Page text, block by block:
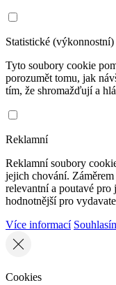
Statistické (výkonnostní)
Tyto soubory cookie
porozumět tomu, jak
tím, že shromažďují a
Reklamní
Reklamní soubory
jejich chování.
relevantní a poutavé pro
hodnotnější pro
Více informací
Cookies